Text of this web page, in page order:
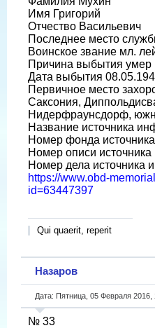
Имя Григорий
Отчество Васильевич
Последнее место
Воинское звание мл.
Причина выбытия умер
Дата выбытия
Первичное место
Саксония,
Нидерфраунсдорф,
Название источника
Номер фонда
Номер описи
Номер дела источника
https://www.obd-
id=63447397
Qui quaerit, reperit
Назаров
Дата: Пятница, 05 Февраля
№ 33